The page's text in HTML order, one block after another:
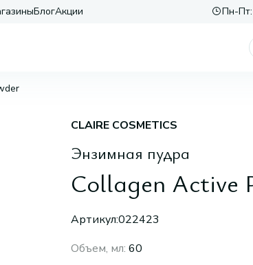
БлогАкции Пн-Пт:
CLAIRE COSMETICS
Энзимная пудра
Collagen Active
Артикул:022423
Объем, мл: 60